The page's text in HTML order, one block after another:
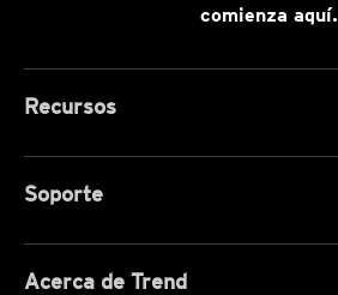
comienza aquí.
Recursos
Soporte
Acerca de Trend